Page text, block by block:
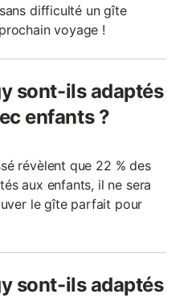
difficulté un gîte
voyage !
sont-ils adaptés
enfants ?
révèlent que 22 % des
aux enfants, il ne sera
le gîte parfait pour
sont-ils adaptés